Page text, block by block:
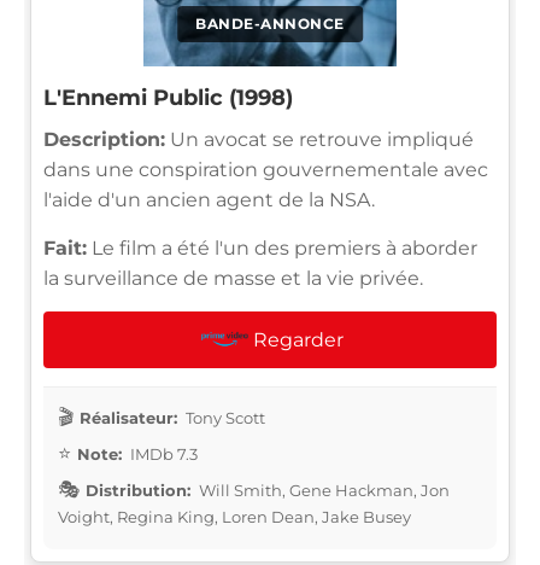
BANDE-ANNONCE
L'Ennemi Public (1998)
Description: Un avocat se retrouve impliqué
dans une conspiration gouvernementale avec
l'aide d'un ancien agent de la NSA.
Fait: Le film a été l'un des premiers à aborder
la surveillance de masse et la vie privée.
Regarder
Réalisateur: Tony Scott
Note: IMDb 7.3
Distribution: Will Smith, Gene Hackman, Jon
Voight, Regina King, Loren Dean, Jake Busey